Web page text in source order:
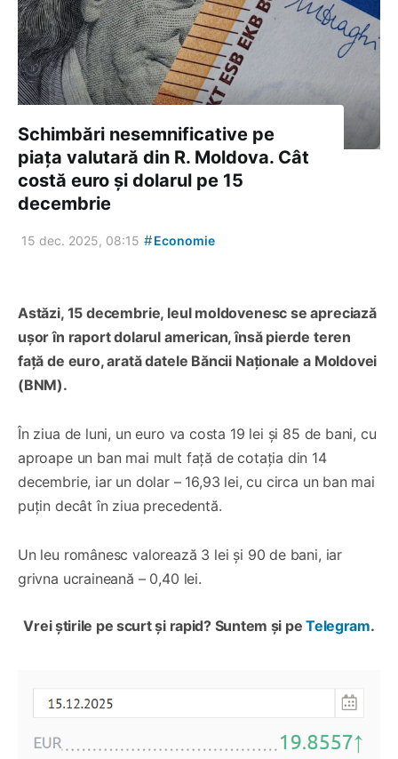
Schimbări nesemnificative pe
piața valutară din R. Moldova. Cât
costă euro și dolarul pe 15
decembrie
15 dec. 2025, 08:15 #Economie
Astăzi, 15 decembrie, leul moldovenesc se apreciază
ușor în raport dolarul american, însă pierde teren
față de euro, arată datele Băncii Naționale a Moldovei
(BNM).
În ziua de luni, un euro va costa 19 lei și 85 de bani, cu
aproape un ban mai mult față de cotația din 14
decembrie, iar un dolar – 16,93 lei, cu circa un ban mai
puțin decât în ziua precedentă.
Un leu românesc valorează 3 lei și 90 de bani, iar
grivna ucraineană – 0,40 lei.
Vrei știrile pe scurt și rapid? Suntem și peTelegram.